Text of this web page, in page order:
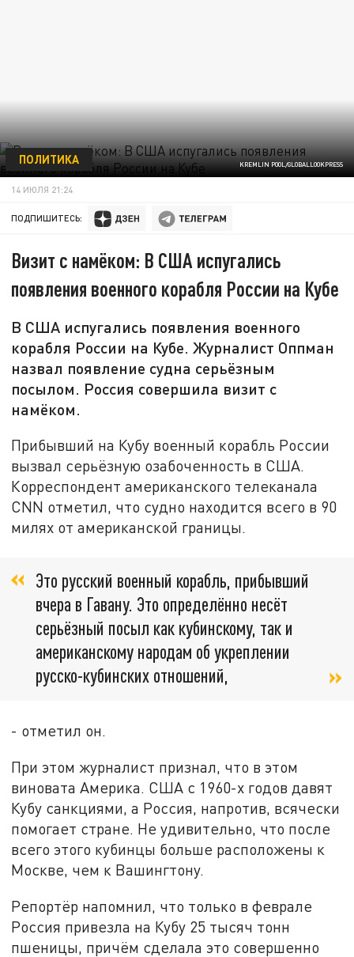
KREMLIN POOL/GLOBALLOOKPRESS
ПОЛИТИКА
14 ИЮЛЯ 21:24
ПОДПИШИТЕСЬ:
Визит с намёком: В США испугались
появления военного корабля России на Кубе
В США испугались появления военного
корабля России на Кубе. Журналист Оппман
назвал появление судна серьёзным
посылом. Россия совершила визит с
намёком.
Прибывший на Кубу военный корабль России
вызвал серьёзную озабоченность в США.
Корреспондент американского телеканала
CNN отметил, что судно находится всего в 90
милях от американской границы.
Это русский военный корабль, прибывший
вчера в Гавану. Это определённо несёт
серьёзный посыл как кубинскому, так и
американскому народам об укреплении
русско-кубинских отношений,
- отметил он.
При этом журналист признал, что в этом
виновата Америка. США с 1960-х годов давят
Кубу санкциями, а Россия, напротив, всячески
помогает стране. Не удивительно, что после
всего этого кубинцы больше расположены к
Москве, чем к Вашингтону.
Репортёр напомнил, что только в феврале
Россия привезла на Кубу 25 тысяч тонн
пшеницы, причём сделала это совершенно